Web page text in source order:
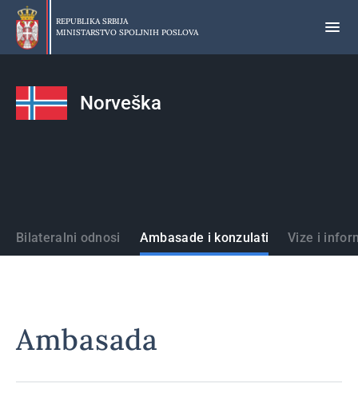
Preskoči
glavni
deo
REPUBLIKA SRBIJA
MINISTARSTVO SPOLJNIH POSLOVA
Norveška
Države
Bilateralni odnosi Ambasade i konzulati Vize i
Ambasada